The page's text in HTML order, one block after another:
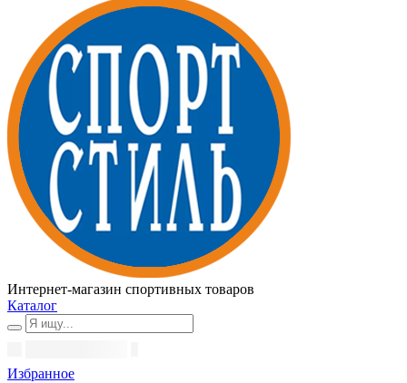
Интернет-магазин спортивных товаров
Каталог
Избранное